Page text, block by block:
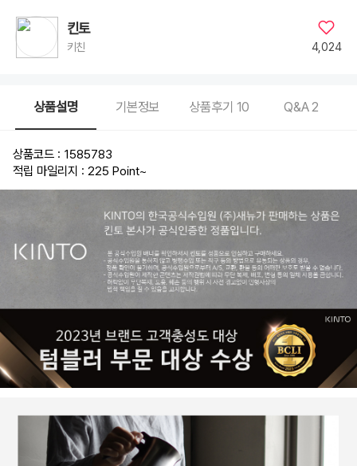
킨토
키친 4,024
상품설명 기본정보 상품후기 10 Q&A2
상품코드 : 1585783
적립 마일리지 : 225 Point~